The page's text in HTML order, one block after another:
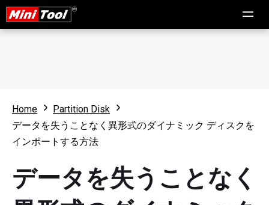
Home
Partition Disk
データを失うことなく異形式のダイナミック ディスクを
インポートする方法
データを失うことなく